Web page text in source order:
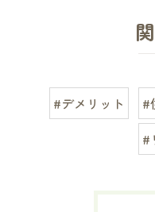
#デメリット #
#